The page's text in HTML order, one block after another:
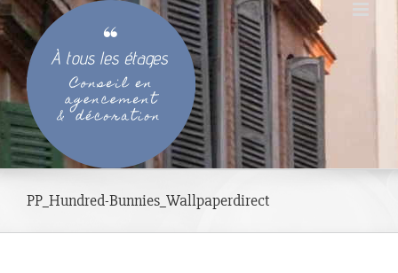
Passer
au
contenu
PP_Hundred-Bunnies_Wallpaperdirect